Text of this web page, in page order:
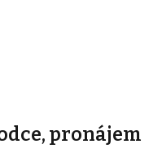
pronájem